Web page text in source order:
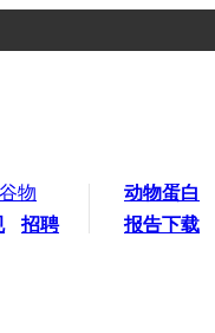
谷物
招聘
动物蛋白
报告下载